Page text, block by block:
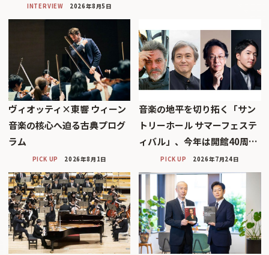
INTERVIEW 2026年8月5日
ヴィオッティ×東響 ウィーン
音楽の核心へ迫る古典プログ
ラム
PICK UP 2026年8月1日
音楽の地平を切り拓く「サン
トリーホール サマーフェステ
ィバル」、今年は開館40周…
PICK UP 2026年7月24日